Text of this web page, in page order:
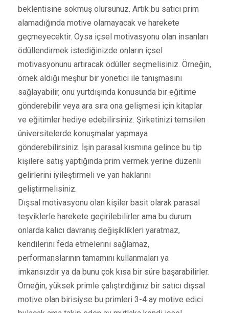
beklentisine sokmuş olursunuz. Artık bu satıcı prim
alamadığında motive olamayacak ve harekete
geçmeyecektir. Oysa içsel motivasyonu olan insanları
ödüllendirmek istediğinizde onların içsel
motivasyonunu artıracak ödüller seçmelisiniz. Örneğin,
örnek aldığı meşhur bir yönetici ile tanışmasını
sağlayabilir, onu yurtdışında konusunda bir eğitime
gönderebilir veya ara sıra ona gelişmesi için kitaplar
ve eğitimler hediye edebilirsiniz. Şirketinizi temsilen
üniversitelerde konuşmalar yapmaya
gönderebilirsiniz. İşin parasal kısmına gelince bu tip
kişilere satış yaptığında prim vermek yerine düzenli
gelirlerini iyileştirmeli ve yan haklarını
geliştirmelisiniz.
Dışsal motivasyonu olan kişiler basit olarak parasal
teşviklerle harekete geçirilebilirler ama bu durum
onlarda kalıcı davranış değişiklikleri yaratmaz,
kendilerini feda etmelerini sağlamaz,
performanslarının tamamını kullanmaları ya
imkansızdır ya da bunu çok kısa bir süre başarabilirler.
Örneğin, yüksek primle çalıştırdığınız bir satıcı dışsal
motive olan birisiyse bu primleri 3-4 ay motive edici